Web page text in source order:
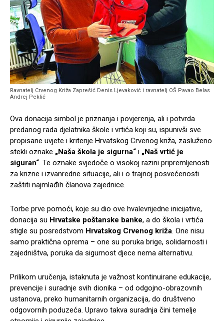
Ravnatelj Crvenog Križa Zaprešić Denis Ljevaković i ravnatelj OŠ Pavao Belas
Andrej Peklić
Ova donacija simbol je priznanja i povjerenja, ali i potvrda
predanog rada djelatnika škole i vrtića koji su, ispunivši sve
propisane uvjete i kriterije Hrvatskog Crvenog križa, zasluženo
stekli oznake „Naša škola je sigurna“ i „Naš vrtić je
siguran“. Te oznake svjedoče o visokoj razini pripremljenosti
za krizne i izvanredne situacije, ali i o trajnoj posvećenosti
zaštiti najmlađih članova zajednice.
Torbe prve pomoći, koje su dio ove hvalevrijedne inicijative,
donacija su Hrvatske poštanske banke, a do škola i vrtića
stigle su posredstvom Hrvatskog Crvenog križa. One nisu
samo praktična oprema – one su poruka brige, solidarnosti i
zajedništva, poruka da sigurnost djece nema alternativu.
Prilikom uručenja, istaknuta je važnost kontinuirane edukacije,
prevencije i suradnje svih dionika – od odgojno-obrazovnih
ustanova, preko humanitarnih organizacija, do društveno
odgovornih poduzeća. Upravo takva suradnja čini temelje